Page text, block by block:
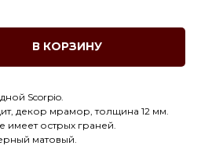
В КОРЗИНУ
Scorpio.
декор мрамор, толщина 12 мм.
острых граней.
матовый.